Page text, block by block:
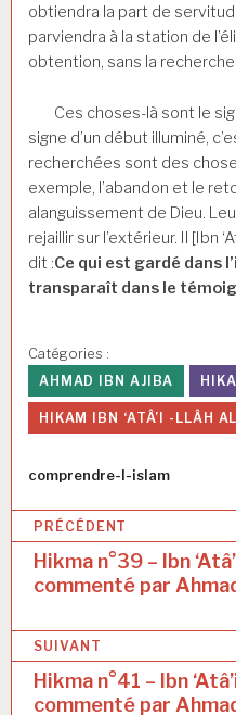
obtiendra la part de
parviendra à la station de
obtention, sans la
Ces choses-là sont le
signe d’un début illuminé,
recherchées sont des
exemple, l’abandon et le
alanguissement de Dieu.
rejaillir sur l’extérieur. Il [Ibn
dit :Ce qui est gardé dans
transparaît dans le
Catégories :
AHMAD IBN AJIBA
HIKAM IBN ‘ATÂ’I -LLÂH
Auteur
comprendre-l-islam
N
i
g
PRÉCÉDENT
Hikma n°39 – Ibn
commenté par
SUIVANT
Hikma n°41 – Ibn
commenté par